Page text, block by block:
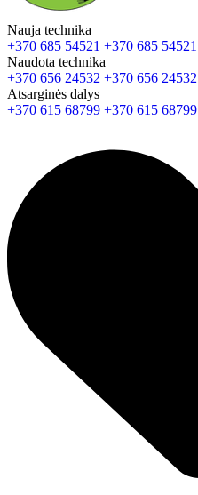
Nauja technika
+370 685 54521 +370 685 54521
Naudota technika
+370 656 24532 +370 656 24532
Atsarginės dalys
+370 615 68799 +370 615 68799